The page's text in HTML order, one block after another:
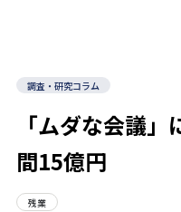
調査・研究コラム
「ムダな会議
間15億円
残業